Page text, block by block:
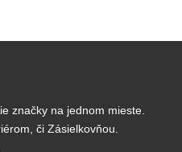
značky na jednom mieste.
či Zásielkovňou.